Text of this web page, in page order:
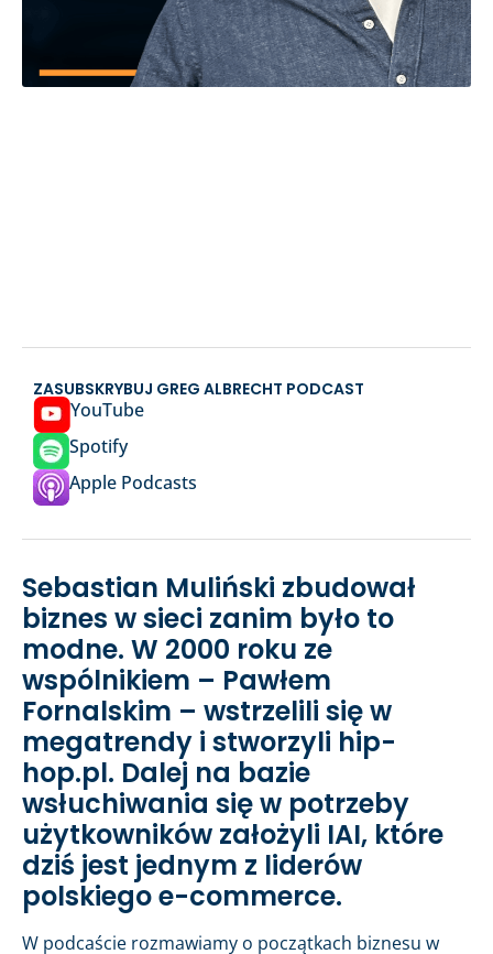
ZASUBSKRYBUJ GREG ALBRECHT PODCAST
YouTube
Spotify
Apple Podcasts
Sebastian Muliński zbudował
biznes w sieci zanim było to
modne. W 2000 roku ze
wspólnikiem – Pawłem
Fornalskim – wstrzelili się w
megatrendy i stworzyli hip-
hop.pl. Dalej na bazie
wsłuchiwania się w potrzeby
użytkowników założyli IAI, które
dziś jest jednym z liderów
polskiego e-commerce.
W podcaście rozmawiamy o początkach biznesu w